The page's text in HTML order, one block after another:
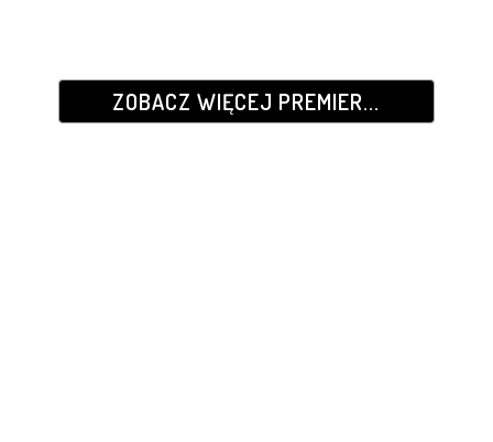
ZOBACZ WIĘCEJ PREMIER...